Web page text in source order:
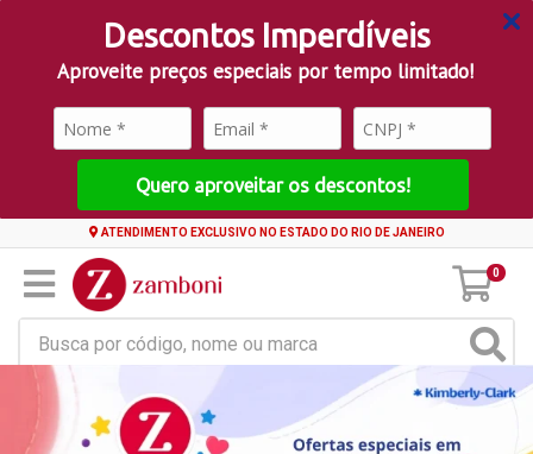
Descontos Imperdíveis
Aproveite preços especiais por tempo limitado!
Quero aproveitar os descontos!
ATENDIMENTO EXCLUSIVO NO ESTADO DO RIO DE JANEIRO
0